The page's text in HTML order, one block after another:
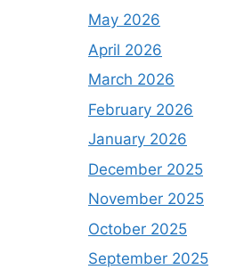
May 2026
April 2026
March 2026
February 2026
January 2026
December 2025
November 2025
October 2025
September 2025